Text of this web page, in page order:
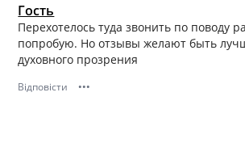
Гость
Перехотелось туда звонить по поводу
попробую. Но отзывы желают быть
духовного прозрения
Відповісти •••